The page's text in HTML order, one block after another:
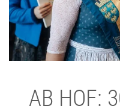
AB HOF: